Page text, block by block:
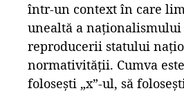
într-un context în care
unealtă a
reproducerii statului
normativității. Cumva
folosești „x”-ul, să